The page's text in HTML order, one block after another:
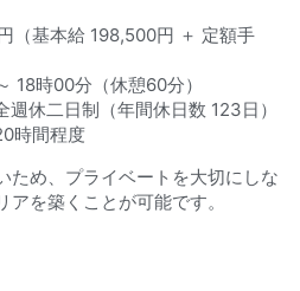
（基本給 198,500円 ＋ 定額手
18時00分（休憩60分）
休二日制（年間休日数 123日）
時間程度
ため、プライベートを大切にしな
を築くことが可能です。